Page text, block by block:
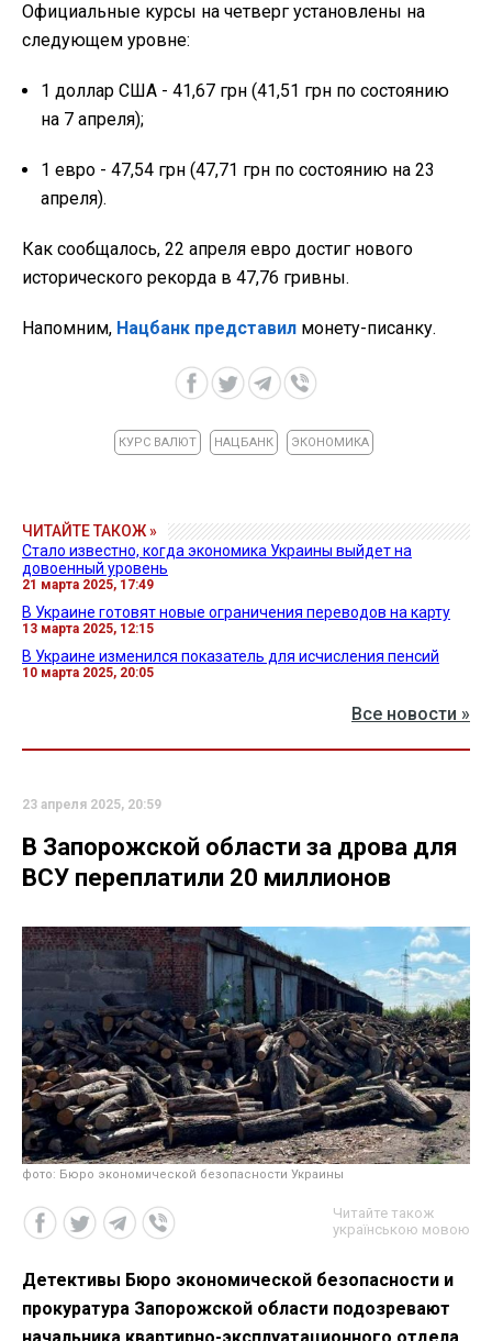
Официальные курсы на четверг установлены на
следующем уровне:
1 доллар США - 41,67 грн (41,51 грн по состоянию
на 7 апреля);
1 евро - 47,54 грн (47,71 грн по состоянию на 23
апреля).
Как сообщалось, 22 апреля евро достиг нового
исторического рекорда в 47,76 гривны.
Напомним, Нацбанк представил монету-писанку.
КУРС ВАЛЮТ НАЦБАНК ЭКОНОМИКА
ЧИТАЙТЕ ТАКОЖ »
Стало известно, когда экономика Украины выйдет на
довоенный уровень
21 марта 2025, 17:49
В Украине готовят новые ограничения переводов на карту
13 марта 2025, 12:15
В Украине изменился показатель для исчисления пенсий
10 марта 2025, 20:05
Все новости »
23 апреля 2025, 20:59
В Запорожской области за дрова для
ВСУ переплатили 20 миллионов
фото: Бюро экономической безопасности Украины
Читайте також
українською мовою
Детективы Бюро экономической безопасности и
прокуратура Запорожской области подозревают